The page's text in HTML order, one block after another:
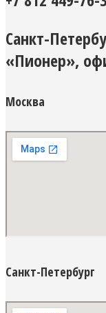
Санкт-
«Пионер»,
Москва
Санкт-Петербург